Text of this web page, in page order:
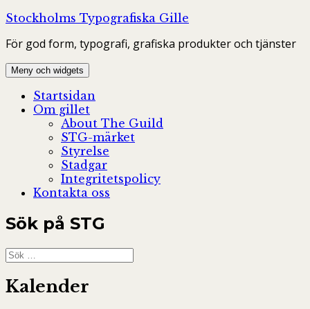
Hoppa
innehåll
Stockholms Typografiska Gille
För god form, typografi, grafiska produkter och tjänster
Meny och widgets
Startsidan
Om gillet
About The Guild
STG-märket
Styrelse
Stadgar
Integritetspolicy
Kontakta oss
Sök på STG
Sök
efter:
Kalender